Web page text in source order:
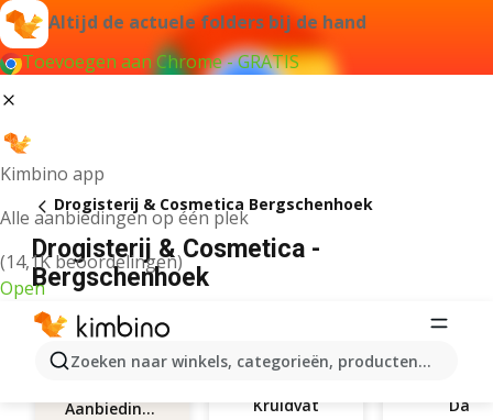
Altijd de actuele folders bij de hand
Toevoegen aan Chrome - GRATIS
Kimbino app
Alle aanbiedingen op één plek
(14,1K beoordelingen)
Open
Zoeken naar winkels, categorieën, producten...
Drogisterij & Cosmetica Bergschenhoek
Drogisterij & Cosmetica -
Bergschenhoek
Aanbiedingen Kruidvat Da